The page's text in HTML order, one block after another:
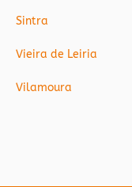
Sintra
Vieira de Leiria
Vilamoura